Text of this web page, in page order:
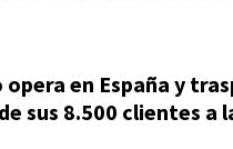
en España y
sus 8.500 clientes a